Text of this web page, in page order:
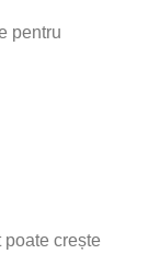
pentru
crește